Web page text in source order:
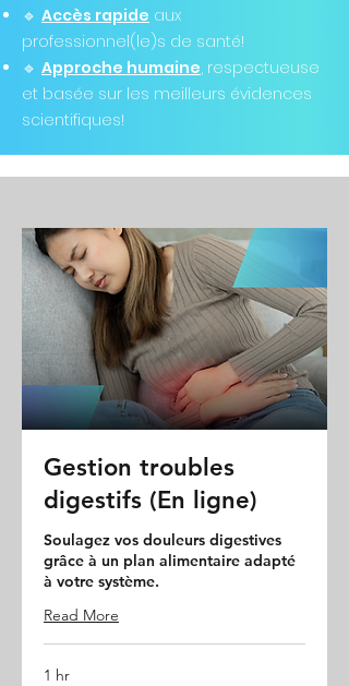
🔹 Accès rapide aux
professionnel(le)s de santé!
🔹 Approche humaine, respectueuse
et basée sur les meilleurs évidences
scientifiques!
Gestion troubles
digestifs (En ligne)
Soulagez vos douleurs digestives
grâce à un plan alimentaire adapté
à votre système.
Read More
1 hr